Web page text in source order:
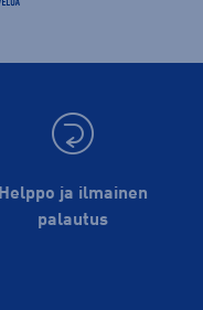
Helppo ja ilmainen
palautus